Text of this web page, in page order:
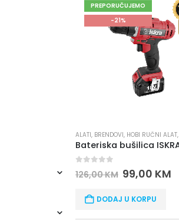
PREPORUČUJEMO
-21%
ALATI, BRENDOVI, HOBI RUČNI ALAT,
out of 5
126,00KM 99,00 KM
DODAJ U KORPU